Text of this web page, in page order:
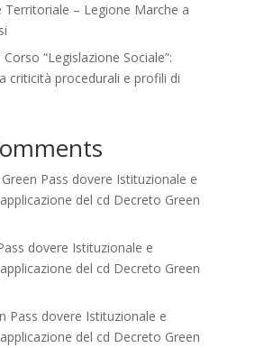
Territoriale – Legione Marche a
“Legislazione Sociale”:
criticità procedurali e profili di
Green Pass dovere Istituzionale e
del cd Decreto Green
dovere Istituzionale e
del cd Decreto Green
Pass dovere Istituzionale e
del cd Decreto Green